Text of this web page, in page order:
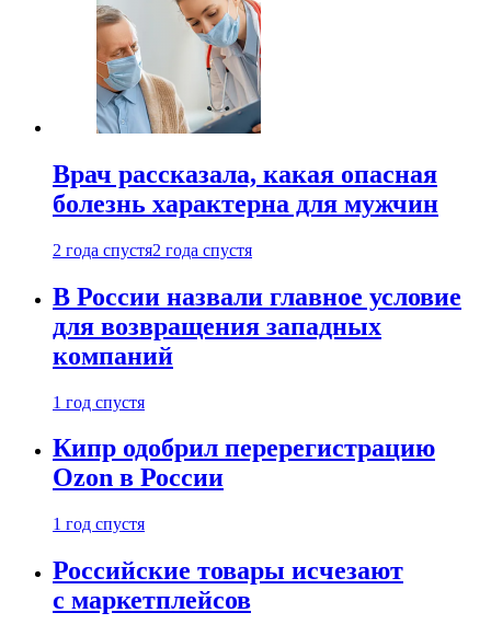
Врач рассказала, какая опасная
болезнь характерна для мужчин
2 года спустя2 года спустя
В России назвали главное условие
для возвращения западных
компаний
1 год спустя
Кипр одобрил перерегистрацию
Ozon в России
1 год спустя
Российские товары исчезают
с маркетплейсов